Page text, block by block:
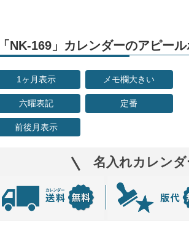
「NK-169」カレンダーのアピー
1ヶ月表示 メモ欄大きい
六曜表記 定番
前後月表示
名入れカレン